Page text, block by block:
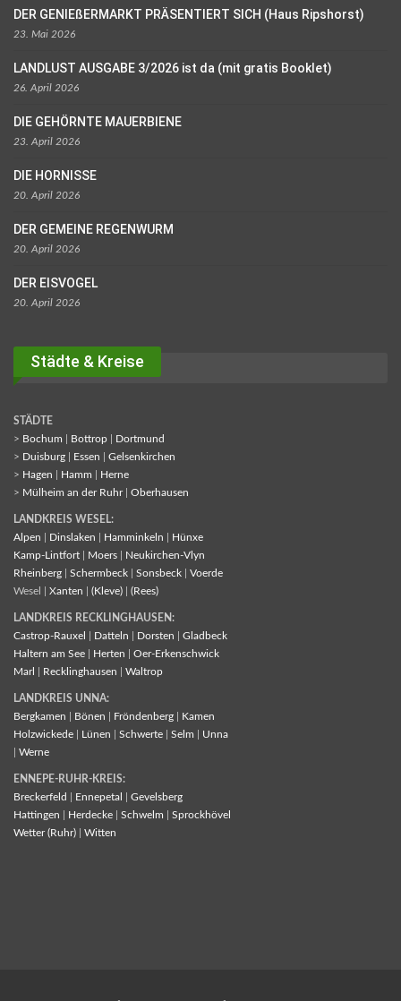
DER GENIEßERMARKT PRÄSENTIERT SICH (Haus Ripshorst)
23. Mai 2026
LANDLUST AUSGABE 3/2026 ist da (mit gratis Booklet)
26. April 2026
DIE GEHÖRNTE MAUERBIENE
23. April 2026
DIE HORNISSE
20. April 2026
DER GEMEINE REGENWURM
20. April 2026
DER EISVOGEL
20. April 2026
Städte & Kreise
STÄDTE
> Bochum Bottrop
Dortmund
> Duisburg Essen
Gelsenkirchen
> Hagen Hamm
Herne
> Mülheim an der Ruhr| Oberhausen
LANDKREIS WESEL:
Alpen
Dinslaken Hamminkeln
Hünxe
Kamp-Lintfort
Moers
Neukirchen-Vlyn
Rheinberg
Schermbeck Sonsbeck
Voerde
Wesel | Xanten (Kleve) (Rees)
LANDKREIS RECKLINGHAUSEN:
Castrop-Rauxel
Datteln Dorsten
Gladbeck
Haltern am See
Herten
Oer-Erkenschwick
Marl
Recklinghausen Waltrop
LANDKREIS UNNA:
Bergkamen
Bönen Fröndenberg
Kamen
Holzwickede
Lünen Schwerte Selm
Unna
Werne
ENNEPE-RUHR-KREIS:
Breckerfeld
Ennepetal
Gevelsberg
Hattingen
Herdecke Schwelm
Sprockhövel
Wetter (Ruhr)
Witten